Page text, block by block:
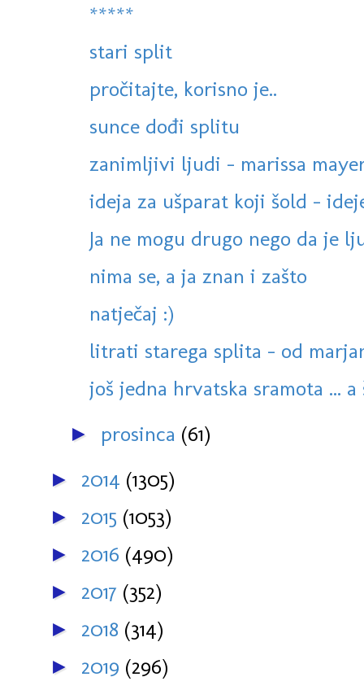
*****
stari split
pročitajte, korisno je..
sunce dođi splitu
zanimljivi ljudi - marissa
ideja za ušparat koji šold -
Ja ne mogu drugo nego da je
nima se, a ja znan i zašto
natječaj :)
litrati starega splita - od
još jedna hrvatska sramota ... a
► prosinca (61)
► 2014 (1305)
► 2015 (1053)
► 2016 (490)
► 2017 (352)
► 2018 (314)
► 2019 (296)